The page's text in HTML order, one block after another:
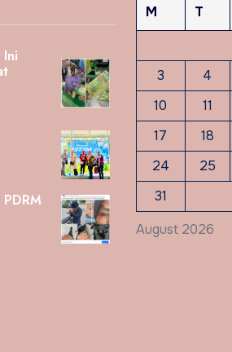
August 2026
M T
3
4
10
11
17
18
24
25
31